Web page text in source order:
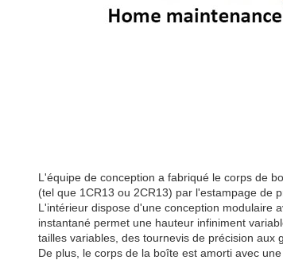
L'équipe de conception a fabriqué le corps de
(tel que 1CR13 ou 2CR13) par l'estampage de
L'intérieur dispose d'une conception modulaire
instantané permet une hauteur infiniment
tailles variables, des tournevis de précision aux
De plus, le corps de la boîte est amorti avec